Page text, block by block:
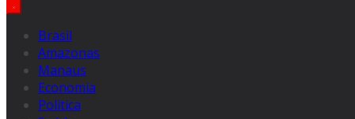
Brasil
Amazonas
Manaus
Economia
Politica